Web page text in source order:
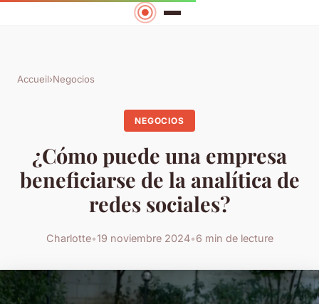
Accueil›Negocios
NEGOCIOS
¿Cómo puede una empresa
beneficiarse de la analítica de
redes sociales?
Charlotte•19 noviembre 2024•6 min de lecture